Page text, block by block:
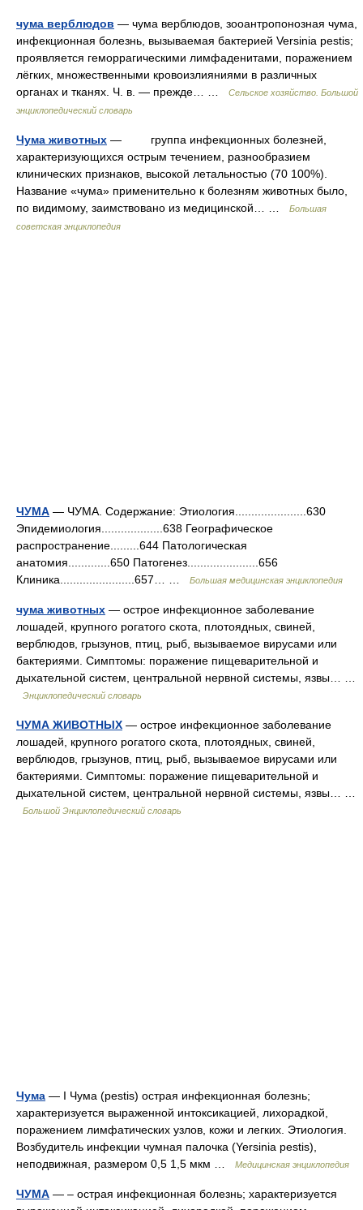
чума верблюдов — чума верблюдов, зооантропонозная чума,
инфекционная болезнь, вызываемая бактерией Versinia pestis;
проявляется геморрагическими лимфаденитами, поражением
лёгких, множественными кровоизлияниями в различных
органах и тканях. Ч. в. — прежде… …
Сельское хозяйство. Большой
энциклопедический словарь
Чума животных — группа инфекционных болезней,
характеризующихся острым течением, разнообразием
клинических признаков, высокой летальностью (70 100%).
Название «чума» применительно к болезням животных было,
по видимому, заимствовано из медицинской… …
Большая
советская энциклопедия
ЧУМА — ЧУМА. Содержание: Этиология......................630
Эпидемиология...................638 Географическое
распространение.........644 Патологическая
анатомия.............650 Патогенез......................656
Клиника.......................657… …
Большая медицинская энциклопедия
чума животных — острое инфекционное заболевание
лошадей, крупного рогатого скота, плотоядных, свиней,
верблюдов, грызунов, птиц, рыб, вызываемое вирусами или
бактериями. Симптомы: поражение пищеварительной и
дыхательной систем, центральной нервной системы, язвы… …
Энциклопедический словарь
ЧУМА ЖИВОТНЫХ — острое инфекционное заболевание
лошадей, крупного рогатого скота, плотоядных, свиней,
верблюдов, грызунов, птиц, рыб, вызываемое вирусами или
бактериями. Симптомы: поражение пищеварительной и
дыхательной систем, центральной нервной системы, язвы… …
Большой Энциклопедический словарь
Чума — I Чума (pestis) острая инфекционная болезнь;
характеризуется выраженной интоксикацией, лихорадкой,
поражением лимфатических узлов, кожи и легких. Этиология.
Возбудитель инфекции чумная палочка (Yersinia pestis),
неподвижная, размером 0,5 1,5 мкм …
Медицинская энциклопедия
ЧУМА — – острая инфекционная болезнь; характеризуется